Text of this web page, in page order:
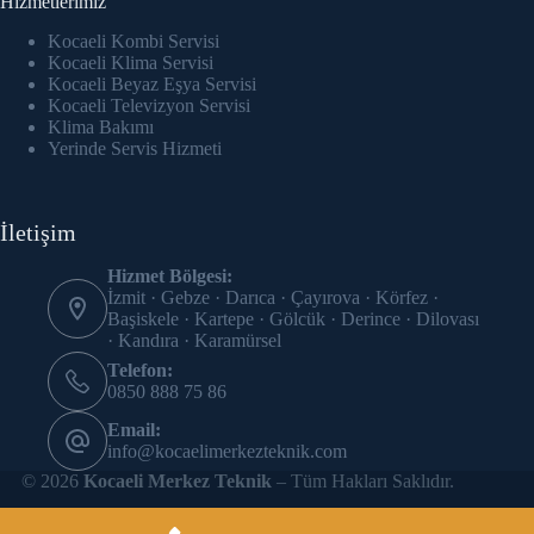
panel
Panel
panel
panel
panel
panel
panel
panel
panel
Kocaeli Kombi Servisi
Kocaeli Klima Servisi
Kocaeli Beyaz Eşya Servisi
Kocaeli Televizyon Servisi
Klima Bakımı
Yerinde Servis Hizmeti
İletişim
Hizmet Bölgesi:
İzmit · Gebze · Darıca · Çayırova · Körfez ·
Başiskele · Kartepe · Gölcük · Derince · Dilovası
· Kandıra · Karamürsel
Telefon:
0850 888 75 86
Email:
info@kocaelimerkezteknik.com
© 2026Kocaeli Merkez Teknik – Tüm Hakları Saklıdır.